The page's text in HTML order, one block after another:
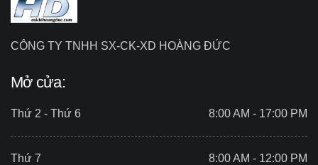
CÔNG TY TNHH SX-CK-XD HOÀNG ĐỨC
Mở cửa:
Thứ 2 - Thứ 6 8:00 AM - 17:00 PM
Thứ 7 8:00 AM - 12:00 PM